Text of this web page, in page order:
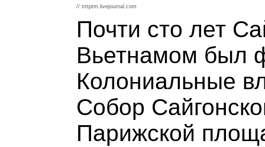
// trttptm.livejournal.com
Почти сто лет
Вьетнамом был
Колониальные
Собор
Парижской